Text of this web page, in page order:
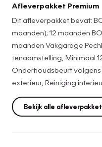
Kies dan voor ons
voordelen zoals:
- Minimaal 12 maanden
- 12 maanden BOVAG-
- 12 maanden Vakgarage
- Onderhoudsbeurt
Het Afleverpakket
895,- inclusief BTW
Afleverpakket Premium
Dit afleverpakket bevat:
maanden); 12 maanden
maanden Vakgarage
tenaamstelling, Minimaal
Onderhoudsbeurt volgens
exterieur, Reiniging
Bekijk alle